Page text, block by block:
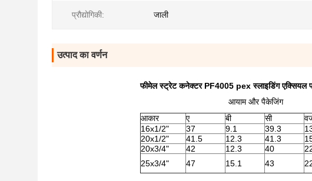
प्रौद्योगिकी: जाली
उत्पाद का वर्णन
फीमेल स्ट्रेट कनेक्टर PF4005 pex स्लाइडिंग
आयाम और पैकेजिंग
आकार
ए बी सी
16x1/2"
37 9.1 39.3
20x1/2"
41.5 12.3 41.3
20x3/4"
42 12.3 40
25x3/4"
47 15.1 43